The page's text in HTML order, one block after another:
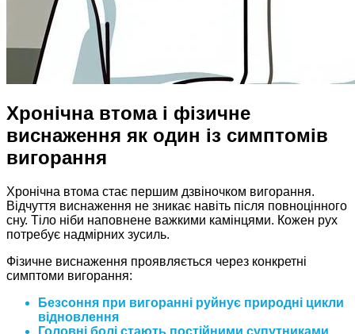
Хронічна втома і фізичне
виснаження як один із симптомів
вигорання
Хронічна втома стає першим дзвіночком вигорання.
Відчуття виснаження не зникає навіть після повноцінного
сну. Тіло ніби наповнене важкими камінцями. Кожен рух
потребує надмірних зусиль.
Фізичне виснаження проявляється через конкретні
симптоми вигорання:
Безсоння при вигоранні руйнує природні цикли
відновлення